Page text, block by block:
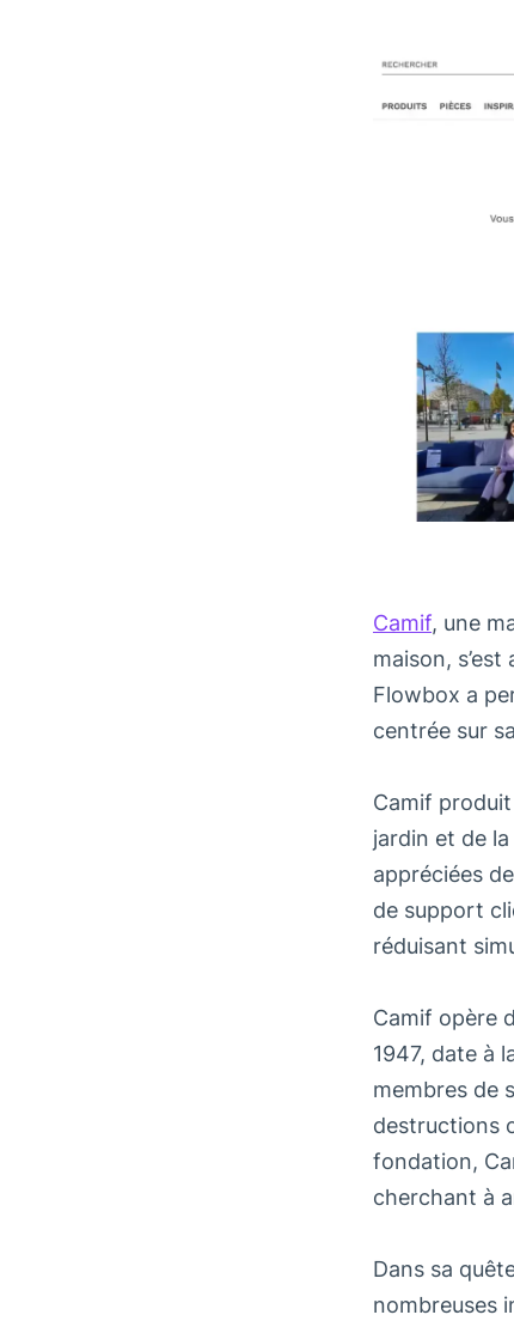
Camif, une
maison, s’est
Flowbox a
centrée sur
Camif
jardin et de
appréciées
de support
réduisant
Camif opère
1947, date à
membres de
destructions
fondation,
cherchant à
Dans sa
nombreuses